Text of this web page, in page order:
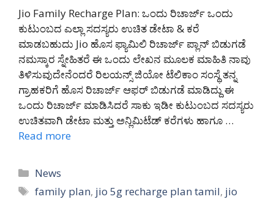
Jio Family Recharge Plan: ಒಂದು ರಿಚಾರ್ಜ್ ಒಂದು
ಕುಟುಂಬದ ಎಲ್ಲಾ ಸದಸ್ಯರು ಉಚಿತ ಡೇಟಾ & ಕರೆ
ಮಾಡಬಹುದು Jio ಹೊಸ ಫ್ಯಾಮಿಲಿ ರಿಚಾರ್ಜ್ ಪ್ಲಾನ್ ಬಿಡುಗಡೆ
ನಮಸ್ಕಾರ ಸ್ನೇಹಿತರೆ ಈ ಒಂದು ಲೇಖನ ಮೂಲಕ ಮಾಹಿತಿ ನಾವು
ತಿಳಿಸುವುದೇನೆಂದರೆ ರಿಲಯನ್ಸ್ ಜಿಯೋ ಟೆಲಿಕಾಂ ಸಂಸ್ಥೆ ತನ್ನ
ಗ್ರಾಹಕರಿಗೆ ಹೊಸ ರಿಚಾರ್ಜ್ ಆಫರ್ ಬಿಡುಗಡೆ ಮಾಡಿದ್ದು ಈ
ಒಂದು ರಿಚಾರ್ಜ್ ಮಾಡಿಸಿದರೆ ಸಾಕು ಇಡೀ ಕುಟುಂಬದ ಸದಸ್ಯರು
ಉಚಿತವಾಗಿ ಡೇಟಾ ಮತ್ತು ಅನ್ಲಿಮಿಟೆಡ್ ಕರೆಗಳು ಹಾಗೂ …
Read more
Categories
News
Tags
family plan, jio 5g recharge plan tamil, jio